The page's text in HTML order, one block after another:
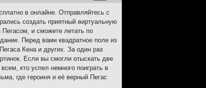
в онлайне. Отправляйтесь с
создать приятный виртуальную
и сможете летать по
Перед вами квадратное поле из
Кена и других. За один раз
Если вы смогли отыскать две
кто успел немного поиграть в
где героиня и её верный Пегас